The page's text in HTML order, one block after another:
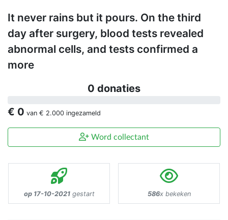
It never rains but it pours. On the third
day after surgery, blood tests revealed
abnormal cells, and tests confirmed a
more
0 donaties
€ 0 van € 2.000 ingezameld
Word collectant
op 17-10-2021gestart 586x bekeken